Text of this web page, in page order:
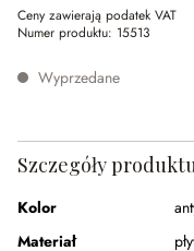
Ceny zawierają podatek VAT
Numer produktu: 15513
Wyprzedane
Szczegóły
Kolor
Materiał